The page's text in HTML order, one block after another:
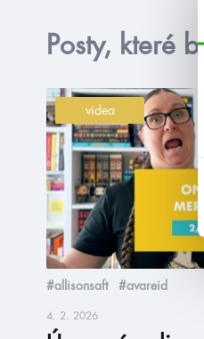
Posty, které
videa
#allisonsaft #avareid
4. 2. 2026